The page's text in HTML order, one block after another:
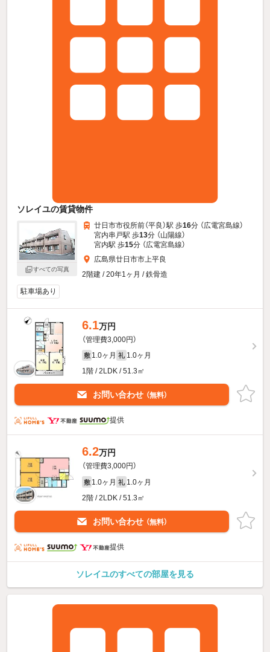
ソレイユの賃貸物件
すべての写真
廿日市市役所前（平良）駅 歩16分 （広電宮島線）
宮内串戸駅 歩13分 （山陽線）
宮内駅 歩15分 （広電宮島線）
広島県廿日市市上平良
2階建 / 20年1ヶ月 / 鉄骨造
駐車場あり
6.1万円
（管理費3,000円）
敷 1.0ヶ月 礼 1.0ヶ月
1階 / 2LDK / 51.3㎡
お問い合わせ （無料）
提供
6.2万円
（管理費3,000円）
敷 1.0ヶ月 礼 1.0ヶ月
2階 / 2LDK / 51.3㎡
お問い合わせ （無料）
提供
ソレイユのすべての部屋を見る